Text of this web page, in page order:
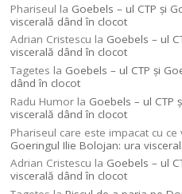
Phariseul la Goebels – ul CTP şi
viscerală dând în clocot
Adrian Cristescu la Goebels – ul
viscerală dând în clocot
Tagetes la Goebels – ul CTP şi
dând în clocot
Radu Humor la Goebels – ul CTP
viscerală dând în clocot
Phariseul care este impacat cu ce
Goeringul Ilie Bolojan: ura
Adrian Cristescu la Goebels – ul
viscerală dând în clocot